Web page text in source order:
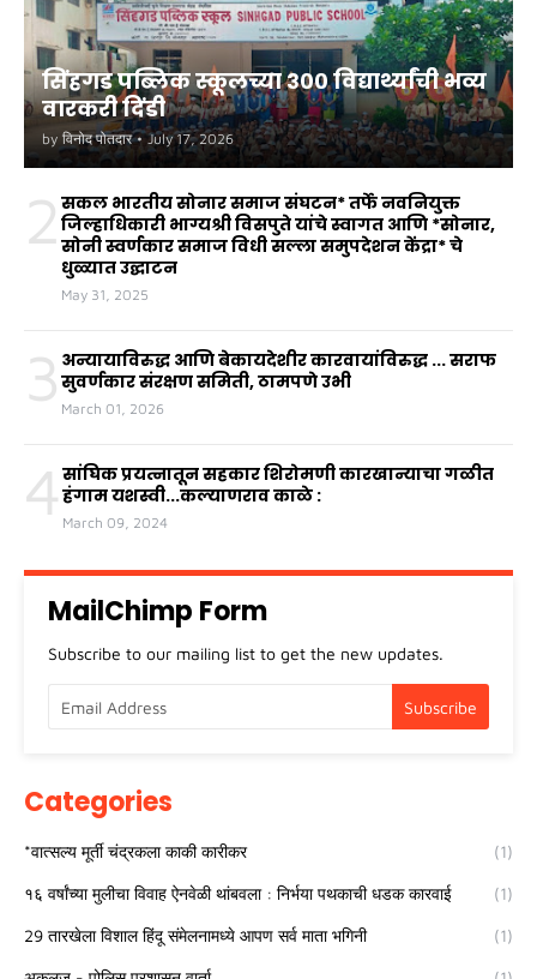
सिंहगड पब्लिक स्कूलच्या ३०० विद्यार्थ्यांची भव्य
वारकरी दिंडी
by विनोद पोतदार • July 17, 2026
2 सकल भारतीय सोनार समाज संघटन* तर्फे नवनियुक्त
जिल्हाधिकारी भाग्यश्री विसपुते यांचे स्वागत आणि *सोनार,
सोनी स्वर्णकार समाज विधी सल्ला समुपदेशन केंद्रा* चे
धुळ्यात उद्घाटन
May 31, 2025
3 अन्यायाविरुद्ध आणि बेकायदेशीर कारवायांविरुद्ध ... सराफ
सुवर्णकार संरक्षण समिती, ठामपणे उभी
March 01, 2026
4 सांघिक प्रयत्नातून सहकार शिरोमणी कारखान्याचा गळीत
हंगाम यशस्वी...कल्याणराव काळे :
March 09, 2024
MailChimp Form
Subscribe to our mailing list to get the new updates.
Categories
*वात्सल्य मूर्ती चंद्रकला काकी कारीकर (1)
१६ वर्षांच्या मुलीचा विवाह ऐनवेळी थांबवला : निर्भया पथकाची धडक कारवाई (1)
29 तारखेला विशाल हिंदू संमेलनामध्ये आपण सर्व माता भगिनी (1)